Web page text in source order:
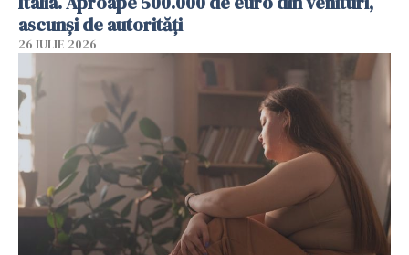
ascunși de autorități
26 IULIE 2026